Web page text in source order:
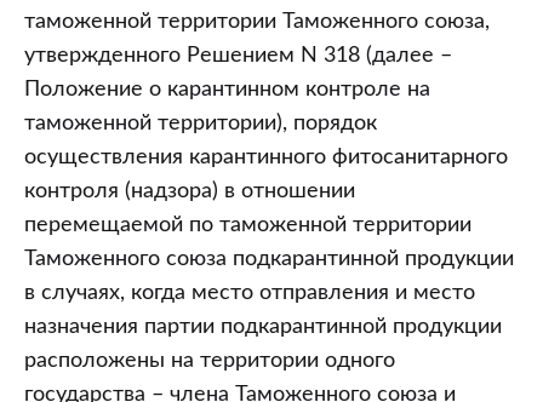
таможенной территории Таможенного союза,
утвержденного Решением N 318 (далее –
Положение о карантинном контроле на
таможенной территории), порядок
осуществления карантинного фитосанитарного
контроля (надзора) в отношении
перемещаемой по таможенной территории
Таможенного союза подкарантинной продукции
в случаях, когда место отправления и место
назначения партии подкарантинной продукции
расположены на территории одного
государства – члена Таможенного союза и